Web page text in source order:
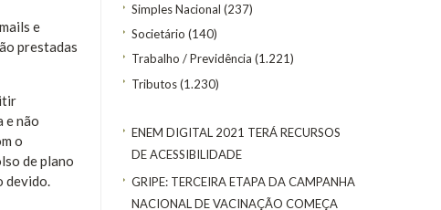
Simples Nacional (237)
Societário (140)
Trabalho / Previdência (1.221)
Tributos(1.230)
ENEM DIGITAL 2021 TERÁ RECURSOS
DE ACESSIBILIDADE
GRIPE: TERCEIRA ETAPA DA CAMPANHA
NACIONAL DE VACINAÇÃO COMEÇA
e
prestadas
e não
o
de plano
devido.